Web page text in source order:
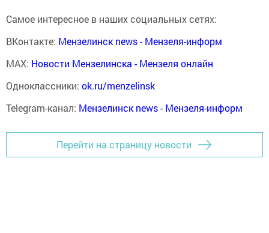
Самое интересное в наших социальных сетях:
ВКонтакте: Мензелинск news - Мензеля-информ
MAX: Новости Мензелинска - Мензеля онлайн
Одноклассники: ok.ru/menzelinsk
Telegram-канал: Мензелинск news - Мензеля-информ
Перейти на страницу новости